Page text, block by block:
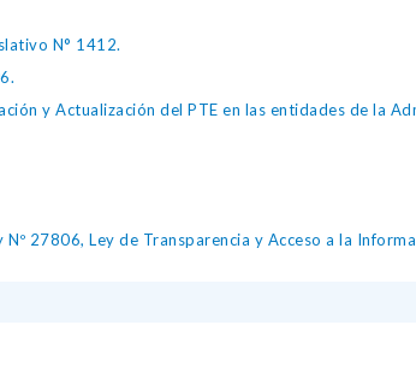
N° 1412.
y Actualización del PTE en las entidades de la
27806, Ley de Transparencia y Acceso a la